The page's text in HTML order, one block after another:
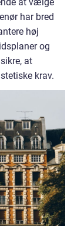
har bred
høj
og
at
krav.